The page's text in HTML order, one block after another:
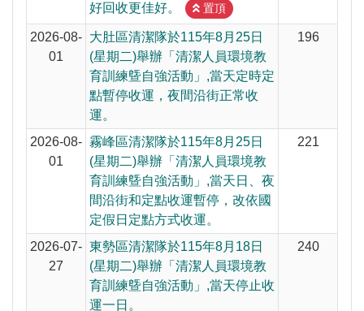
好回收更佳好。
置頂
2026-08-
01
大肚區清潔隊於115年8月25日
(星期二)舉辦「清潔人員環境教
育訓練曁自強活動」,當天定時定
點暫停收運，夜間沿街正常收
運。
196
2026-08-
01
霧峰區清潔隊於115年8月25日
(星期二)舉辦「清潔人員環境教
育訓練曁自強活動」,當天日、夜
間沿街和定點收運暫停，改依國
定假日定點方式收運。
221
2026-07-
27
東勢區清潔隊於115年8月18日
(星期二)舉辦「清潔人員環境教
育訓練曁自強活動」,當天停止收
運一日。
240